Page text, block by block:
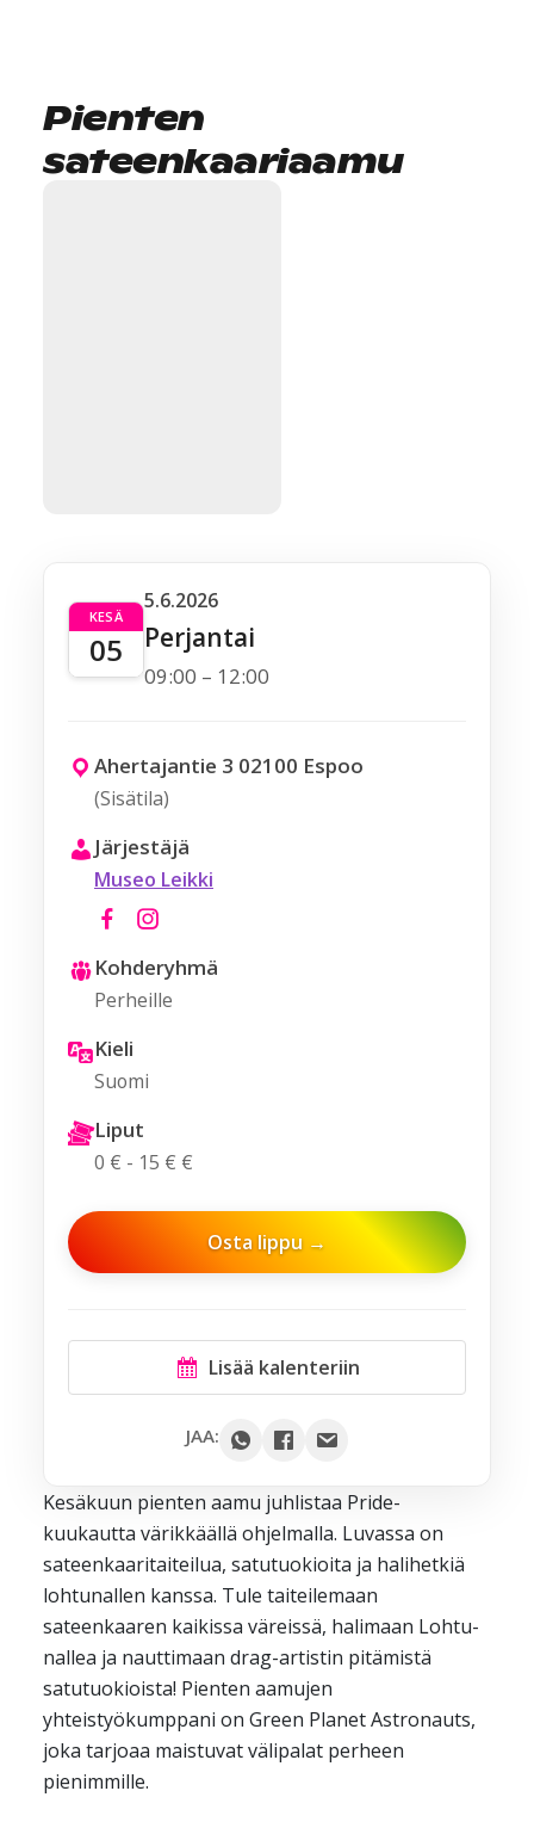
Pienten
sateenkaariaamu
Kesäkuun pienten aamu juhlistaa Pride-
kuukautta värikkäällä ohjelmalla. Luvassa on
sateenkaaritaiteilua, satutuokioita ja halihetkiä
lohtunallen kanssa. Tule taiteilemaan
sateenkaaren kaikissa väreissä, halimaan Lohtu-
nallea ja nauttimaan drag-artistin pitämistä
satutuokioista! Pienten aamujen
yhteistyökumppani on Green Planet Astronauts,
joka tarjoaa maistuvat välipalat perheen
pienimmille.
KESÄ
05
5.6.2026
Perjantai
09:00 – 12:00
Ahertajantie 3 02100 Espoo
(Sisätila)
Järjestäjä
Museo Leikki
Kohderyhmä
Perheille
Kieli
Suomi
Liput
0 € - 15 € €
Osta lippu →
Lisää kalenteriin
Yahoo
iCal / .ics
JAA: